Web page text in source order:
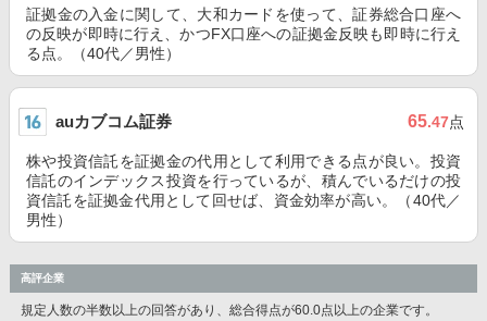
証拠金の入金に関して、大和カードを使って、証券総合口座へ
の反映が即時に行え、かつFX口座への証拠金反映も即時に行え
る点。（40代／男性）
auカブコム証券 65.47点
株や投資信託を証拠金の代用として利用できる点が良い。投資
信託のインデックス投資を行っているが、積んでいるだけの投
資信託を証拠金代用として回せば、資金効率が高い。（40代／
男性）
高評企業
規定人数の半数以上の回答があり、総合得点が60.0点以上の企業です。